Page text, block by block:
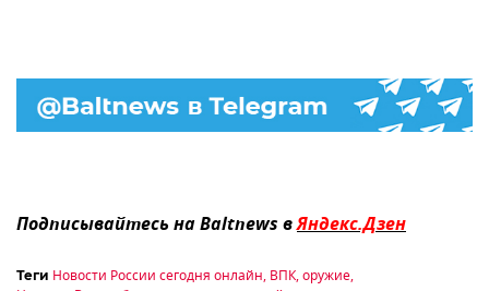
Подписывайтесь на Baltnews вЯндекс.Дзен
Теги Новости России сегодня онлайн, ВПК,оружие,